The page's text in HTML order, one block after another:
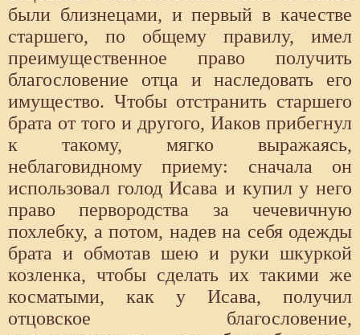
были близнецами, и первый в качестве
старшего, по общему правилу, имел
преимущественное право получить
благословение отца и наследовать его
имущество. Чтобы отстранить старшего
брата от того и другого, Иаков прибегнул
к такому, мягко выражаясь,
неблаговидному приему: сначала он
использовал голод Исава и купил у него
право первородства за чечевичную
похлебку, а потом, надев на себя одежды
брата и обмотав шею и руки шкуркой
козленка, чтобы сделать их такими же
косматыми, как у Исава, получил
отцовское благословение,